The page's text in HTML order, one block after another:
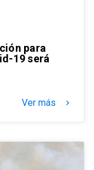
para
19 será
Ver más keyboard_arrow_right